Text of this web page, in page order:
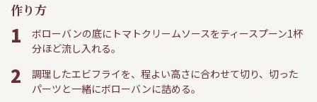
作り方
1
ボローバンの底にトマトクリームソースをティースプーン1杯
分ほど流し入れる。
2
調理したエビフライを、程よい高さに合わせて切り、切った
パーツと一緒にボローバンに詰める。